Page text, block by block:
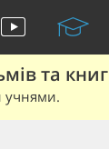
та книг
учнями.